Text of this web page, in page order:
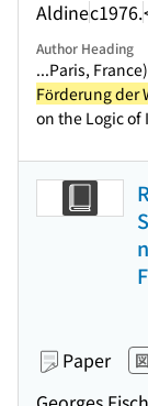
Aldinec1976.
Author Heading
...Paris, France)
Förderung der
on the Logic of
Paper